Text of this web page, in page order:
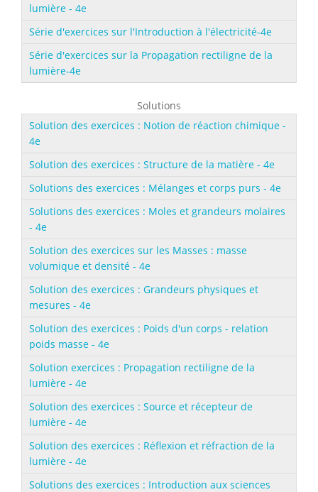
lumière - 4e
Série d'exercices sur l'Introduction à l'électricité-4e
Série d'exercices sur la Propagation rectiligne de la
lumière-4e
Solutions
Solution des exercices : Notion de réaction chimique -
4e
Solution des exercices : Structure de la matière - 4e
Solutions des exercices : Mélanges et corps purs - 4e
Solutions des exercices : Moles et grandeurs molaires
- 4e
Solution des exercices sur les Masses : masse
volumique et densité - 4e
Solution des exercices : Grandeurs physiques et
mesures - 4e
Solution des exercices : Poids d'un corps - relation
poids masse - 4e
Solution exercices : Propagation rectiligne de la
lumière - 4e
Solution des exercices : Source et récepteur de
lumière - 4e
Solution des exercices : Réflexion et réfraction de la
lumière - 4e
Solutions des exercices : Introduction aux sciences